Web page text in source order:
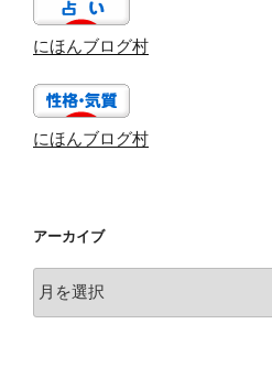
にほんブログ村
にほんブログ村
アーカイブ
ー